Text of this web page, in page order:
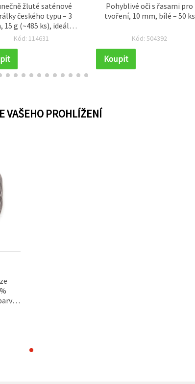
žluté saténové
českého typu – 3
15 g (~485 ks), ideální
výrobu šperků, letní
Kód: 114631
Pohyblivé oči s řasami pro
tvoření, 10 mm, bílé – 50 ks
Kód: 504392
Koupit
VAŠEHO PROHLÍŽENÍ
a